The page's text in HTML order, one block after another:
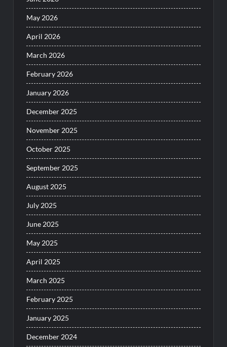
May 2026
April 2026
March 2026
February 2026
January 2026
December 2025
November 2025
October 2025
September 2025
August 2025
July 2025
June 2025
May 2025
April 2025
March 2025
February 2025
January 2025
December 2024